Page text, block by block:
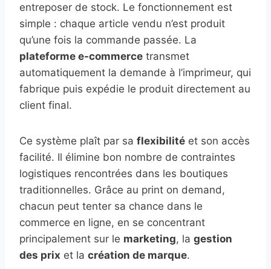
entreposer de stock. Le fonctionnement est
simple : chaque article vendu n’est produit
qu’une fois la commande passée. La
plateforme e-commerce transmet
automatiquement la demande à l’imprimeur, qui
fabrique puis expédie le produit directement au
client final.
Ce système plaît par sa flexibilité et son accès
facilité. Il élimine bon nombre de contraintes
logistiques rencontrées dans les boutiques
traditionnelles. Grâce au print on demand,
chacun peut tenter sa chance dans le
commerce en ligne, en se concentrant
principalement sur le marketing, la gestion
des prix et la création de marque.